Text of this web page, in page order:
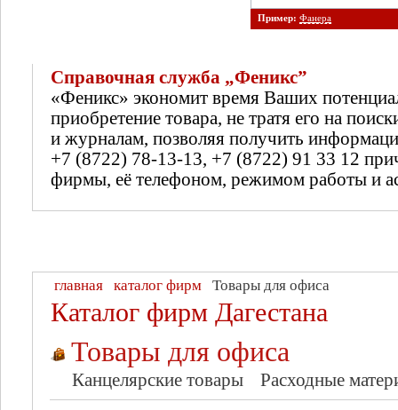
Пример: Фанера
Справочная служба „Феникс”
«Феникс» экономит время Ваших
приобретение товара, не тратя его на
и журналам, позволяя получить
+7 (8722) 78-13-13, +7 (8722) 91 33 12
фирмы, её телефоном, режимом работы и
главная каталог фирм Товары для офиса
Каталог фирм Дагестана
Товары для офиса
Канцелярские товары Расходные